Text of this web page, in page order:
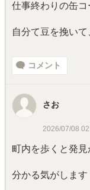
仕事終わりの缶コ
自分て豆を挽い
コメント
さお
2026/07/08
町内を歩くと発見
分かる気がします